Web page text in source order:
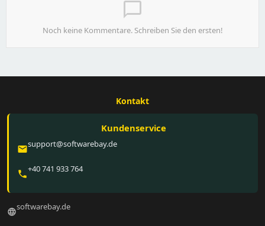
chat_bubble_outline
Noch keine Kommentare. Schreiben Sie den ersten!
Kontakt
Kundenservice
emailsupport@softwarebay.de
phone+40 741 933 764
languagesoftwarebay.de